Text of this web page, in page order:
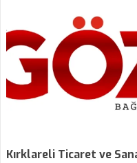
Kırklareli Ticaret ve